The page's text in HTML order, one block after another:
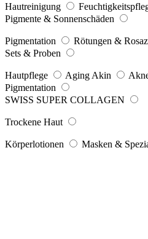
Hautreinigung
Pigmente & Sonnenschäden
Pigmentation Rötungen &
Sets & Proben
Hautpflege Aging Akin
Pigmentation
SWISS SUPER COLLAGEN
Trockene Haut
Körperlotionen Masken &